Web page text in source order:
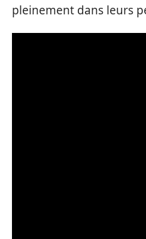
pleinement dans leurs